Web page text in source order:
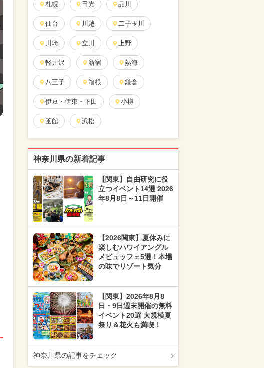
札幌 日光 品川
仙台 川越 二子玉川
川崎 立川 上野
軽井沢 新宿 熱海
八王子 箱根 鎌倉
伊豆・伊東・下田 小樽
函館 浜松
神奈川県の新着記事
【関東】自由研究に役
立つイベント14選 2026
年8月8日～11日開催
【2026関東】夏休みに
楽しむハワイアングル
メビュッフェ5選！本場
の味でリゾート気分
【関東】2026年8月8
日・9日週末開催の無料
イベント20選 大規模夏
祭り＆花火も満喫！
神奈川県の記事をチェック